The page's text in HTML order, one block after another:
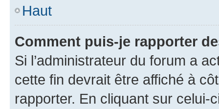
Haut
Comment puis-je rapporter
Si l’administrateur du forum a
cette fin devrait être affiché à
rapporter. En cliquant sur